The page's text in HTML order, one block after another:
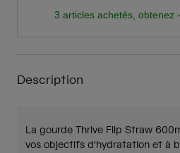
3 articles achetés, obtenez
Description
La gourde Thrive Flip Straw
vos objectifs d'hydratation et à